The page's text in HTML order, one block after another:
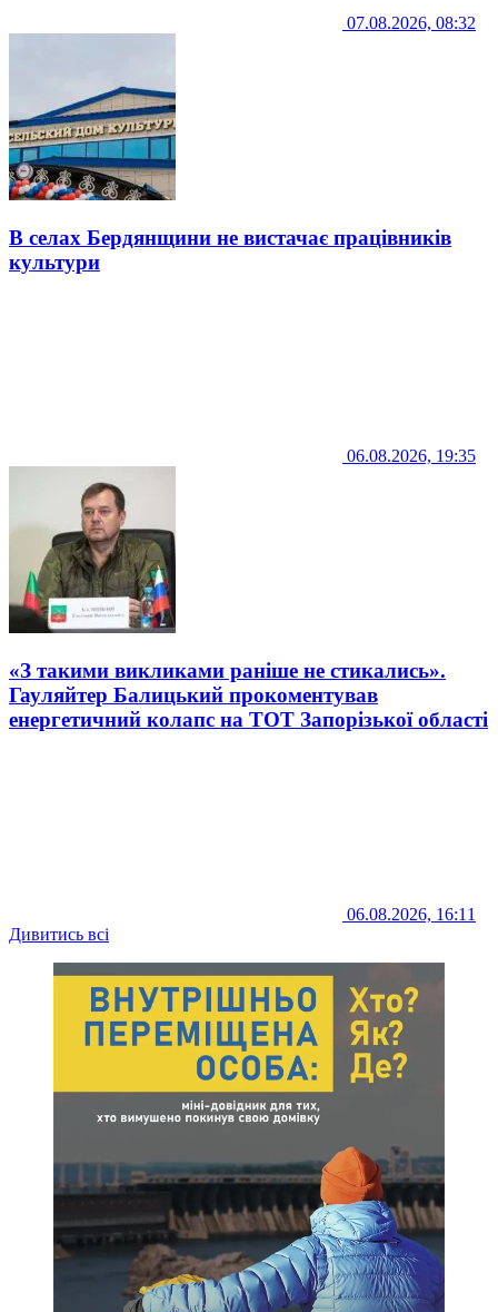
07.08.2026, 08:32
В селах Бердянщини не вистачає працівників
культури
06.08.2026, 19:35
«З такими викликами раніше не стикались».
Гауляйтер Балицький прокоментував
енергетичний колапс на ТОТ Запорізької області
06.08.2026, 16:11
Дивитись всі